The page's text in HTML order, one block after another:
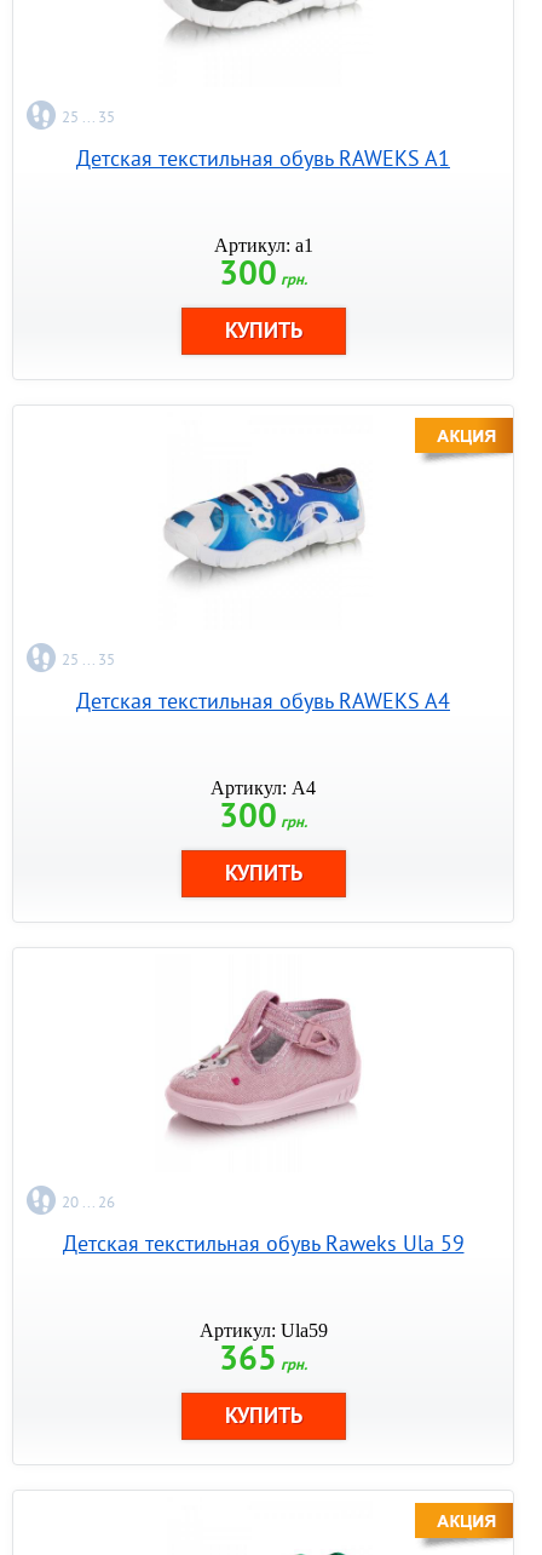
25 ... 35
Детская текстильная обувь RAWEKS A1
Артикул: a1
300 грн.
25 ... 35
Детская текстильная обувь RAWEKS A4
Артикул: A4
300 грн.
20 ... 26
Детская текстильная обувь Raweks Ula 59
Артикул: Ula59
365 грн.